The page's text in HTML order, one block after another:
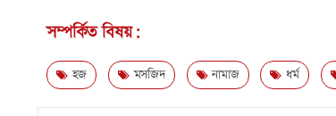
সম্পর্কিত বিষয়:
হজ মসজিদ নামাজ ধর্ম